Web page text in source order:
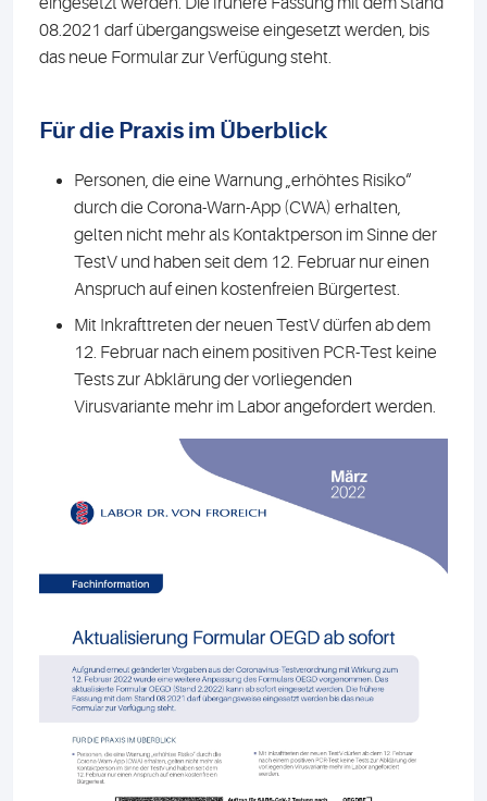
08.2021 darf übergangsweise eingesetzt werden, bis
das neue Formular zur Verfügung steht.
Für die Praxis im Überblick
Personen, die eine Warnung „erhöhtes Risiko“
durch die Corona-Warn-App (CWA) erhalten,
gelten nicht mehr als Kontaktperson im Sinne der
TestV und haben seit dem 12. Februar nur einen
Anspruch auf einen kostenfreien Bürgertest.
Mit Inkrafttreten der neuen TestV dürfen ab dem
12. Februar nach einem positiven PCR-Test keine
Tests zur Abklärung der vorliegenden
Virusvariante mehr im Labor angefordert werden.